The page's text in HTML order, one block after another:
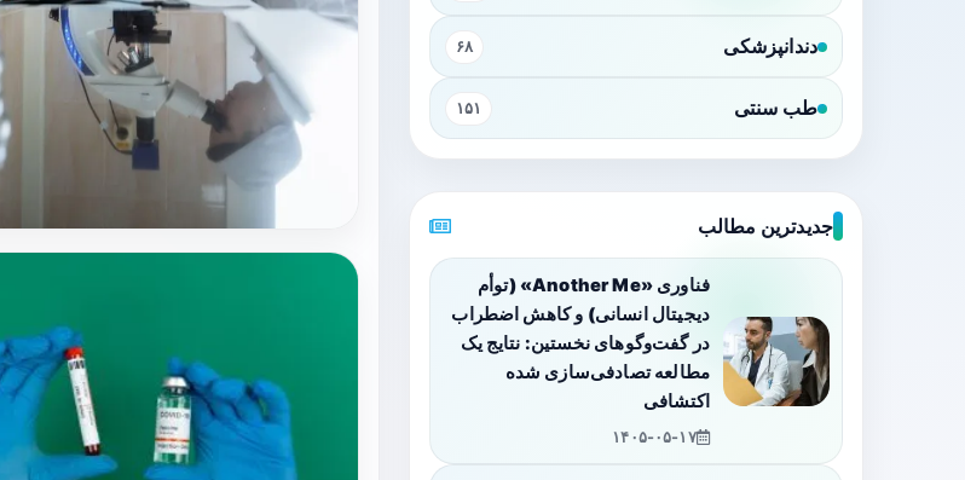
دندانپزشکی ۶۸
طب سنتی ۱۵۱
جدیدترین مطالب
فناوری «Another Me» (توأم
دیجیتال انسانی) و کاهش اضطراب
در گفت‌وگوهای نخستین: نتایج یک
مطالعه تصادفی‌سازی شده
اکتشافی
۱۴۰۵-۰۵-۱۷